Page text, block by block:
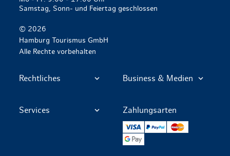
Samstag, Sonn- und Feiertag geschlossen
© 2026
Hamburg Tourismus GmbH
Alle Rechte vorbehalten
Rechtliches Business & Medien
Services Zahlungsarten
PayPal